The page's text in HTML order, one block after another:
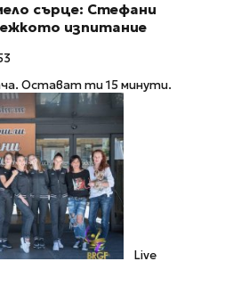
сърце: Стефани
изпитание
Остават ти 15 минути.
Live